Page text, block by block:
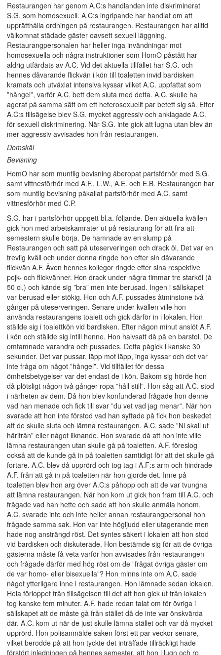
Restaurangen har genom A.C:s handlanden inte diskriminerat
S.G. som homosexuell. A.C:s ingripande har handlat om att
upprätthålla ordningen på restaurangen. Restaurangen har alltid
välkomnat städade gäster oavsett sexuell läggning.
Restaurangpersonalen har heller inga invändningar mot
homosexuella och några instruktioner som HomO påstått har
aldrig utfärdats av A.C. Vid det aktuella tillfället har S.G. och
hennes dåvarande flickvän i kön till toaletten invid bardisken
kramats och utväxlat intensiva kyssar vilket A.C. uppfattat som
”hångel”, varför A.C. bett dem sluta med detta. A.C. skulle ha
agerat på samma sätt om ett heterosexuellt par betett sig så. Efter
A.C:s tillsägelse blev S.G. mycket aggressiv och anklagade A.C.
för sexuell diskriminering. När S.G. inte gick att lugna utan blev än
mer aggressiv avvisades hon från restaurangen.
Domskäl
Bevisning
HomO har som muntlig bevisning åberopat partsförhör med S.G.
samt vittnesförhör med A.F., L.W., A.E. och E.B. Restaurangen har
som muntlig bevisning påkallat partsförhör med A.C. samt
vittnesförhör med C.P.
S.G. har i partsförhör uppgett bl.a. följande. Den aktuella kvällen
gick hon med arbetskamrater ut på restaurang för att fira att
semestern skulle börja. De hamnade av en slump på
Restaurangen och satt på uteserveringen och drack öl. Det var en
trevlig kväll och under denna ringde hon efter sin dåvarande
flickvän A.F. Även hennes kollegor ringde efter sina respektive
pojk- och flickvänner. Hon drack under några timmar tre starköl (à
50 cl.) och kände sig ”bra” men inte berusad. Ingen i sällskapet
var berusad eller stökig. Hon och A.F. pussades åtminstone två
gånger på uteserveringen. Senare under kvällen ville hon
använda restaurangens toalett och gick därför in i lokalen. Hon
ställde sig i toalettkön vid bardisken. Efter någon minut anslöt A.F.
i kön och ställde sig intill henne. Hon halvsatt då på en barstol. De
omfamnade varandra och pussades. Detta pågick i kanske 30
sekunder. Det var pussar, läpp mot läpp, inga kyssar och det var
inte fråga om något ”hångel”. Vid tillfället för dessa
ömhetsbetygelser var det endast de i kön. Bakom sig hörde hon
då plötsligt någon två gånger ropa ”håll still”. Hon såg att A.C. stod
i närheten av dem. Då hon blev konfunderad frågade hon denne
vad han menade och fick till svar ”du vet vad jag menar”. När hon
svarade att hon inte förstod vad han syftade på fick hon beskedet
att de skulle sluta och lämna restaurangen. A.C. sade ”Ni skall ut
härifrån” eller något liknande. Hon svarade då att hon inte ville
lämna restaurangen utan skulle gå på toaletten. A.F. föreslog
också att de kunde gå in på toaletten samtidigt för att det skulle gå
fortare. A.C. blev då upprörd och tog tag i A.F:s arm och hindrade
A.F. från att gå in på toaletten när hon gjorde det. Inne på
toaletten blev hon arg över A.C:s påhopp och att de var tvungna
att lämna restaurangen. När hon kom ut gick hon fram till A.C. och
frågade vad han hette och sade att hon skulle anmäla honom.
A.C. svarade inte och inte heller annan restaurangpersonal hon
frågade samma sak. Hon var inte högljudd eller utagerande men
hade nog ansträngd röst. Det syntes säkert i lokalen att hon stod
vid bardisken och diskuterade. Hon bestämde sig för att de övriga
gästerna måste få veta varför hon avvisades från restaurangen
och frågade därför med hög röst om de ”frågat övriga gäster om
de var homo- eller bisexuella”? Hon minns inte om A.C. sade
något ytterligare inne i restaurangen. Hon lämnade sedan lokalen.
Hela förloppet från tillsägelsen till det att hon gick ut från lokalen
tog kanske fem minuter. A.F. hade redan talat om för övriga i
sällskapet att de måste gå från stället då de inte var önskvärda
där. A.C. kom ut när de just skulle lämna stället och var då mycket
upprörd. Hon polisanmälde saken först ett par veckor senare,
vilket berodde på att hon tyckte det inträffade tillräckligt hade
förstört inledningen på hennes semester, att hon i lugn och ro